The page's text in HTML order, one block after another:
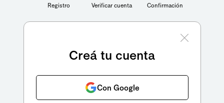
Registro Verificar cuenta Confirmación
Creá tu cuenta
Con Google